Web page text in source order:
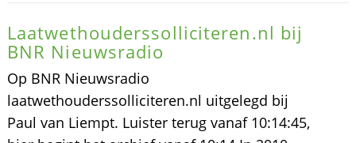
Laatwethouderssolliciteren.nl bij
BNR Nieuwsradio
Op BNR Nieuwsradio
laatwethouderssolliciteren.nl uitgelegd bij
Paul van Liempt. Luister terug vanaf 10:14:45,